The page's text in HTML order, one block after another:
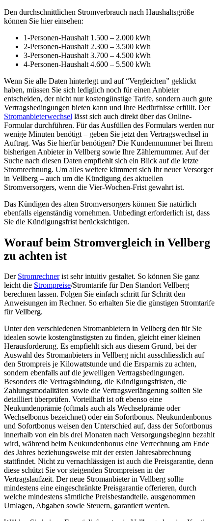
Den durchschnittlichen Stromverbrauch nach Haushaltsgröße
können Sie hier einsehen:
1-Personen-Haushalt 1.500 – 2.000 kWh
2-Personen-Haushalt 2.300 – 3.500 kWh
3-Personen-Haushalt 3.700 – 4.500 kWh
4-Personen-Haushalt 4.600 – 5.500 kWh
Wenn Sie alle Daten hinterlegt und auf “Vergleichen” geklickt
haben, müssen Sie sich lediglich noch für einen Anbieter
entscheiden, der nicht nur kostengünstige Tarife, sondern auch gute
Vertragsbedingungen bieten kann und Ihre Bedürfnisse erfüllt. Der
Stromanbieterwechsel lässt sich auch direkt über das Online-
Formular durchführen. Für das Ausfüllen des Formulars werden nur
wenige Minuten benötigt – geben Sie jetzt den Vertragswechsel in
Auftrag. Was Sie hierfür benötigen? Die Kundennummer bei Ihrem
bisherigen Anbieter in Vellberg sowie Ihre Zählernummer. Auf der
Suche nach diesen Daten empfiehlt sich ein Blick auf die letzte
Stromrechnung. Um alles weitere kümmert sich Ihr neuer Versorger
in Vellberg – auch um die Kündigung des aktuellen
Stromversorgers, wenn die Vier-Wochen-Frist gewahrt ist.
Das Kündigen des alten Stromversorgers können Sie natürlich
ebenfalls eigenständig vornehmen. Unbedingt erforderlich ist, dass
Sie die Kündigungsfrist berücksichtigen.
Worauf beim Stromvergleich in Vellberg
zu achten ist
Der Stromrechnerist sehr intuitiv gestaltet. So können Sie ganz
leicht die Strompreise/Stromtarife für Den Standort Vellberg
berechnen lassen. Folgen Sie einfach schritt für Schritt den
Anweisungen im Rechner. So erhalten Sie die günstigen Stromtarife
für Vellberg.
Unter den verschiedenen Stromanbietern in Vellberg den für Sie
idealen sowie kostengünstigsten zu finden, gleicht einer kleinen
Herausforderung. Es empfiehlt sich aus diesem Grund, bei der
Auswahl des Stromanbieters in Vellberg nicht ausschliesslich auf
den Strompreis je Kilowattstunde und die Ersparnis zu achten,
sondern ebenfalls auf die jeweiligen Vertragsbedingungen.
Besonders die Vertragsbindung, die Kündigungsfristen, die
Zahlungsmodalitäten sowie die Vertragsverlängerung sollten Sie
detailliert überprüfen. Vorteilhaft ist oft ebenso eine
Neukundenprämie (oftmals auch als Wechselprämie oder
Wechselbonus bezeichnet) oder ein Sofortbonus. Neukundenbonus
und Sofortbonus weisen den Unterschied auf, dass der Sofortbonus
innerhalb von ein bis drei Monaten nach Versorgungsbeginn bezahlt
wird, während beim Neukundenbonus eine Verrechnung am Ende
des Jahres beziehungsweise mit der ersten Jahresabrechnung
stattfindet. Nicht zu vernachlässigen ist auch die Preisgarantie, denn
diese schützt Sie vor steigenden Strompreisen in der
Vertragslaufzeit. Der neue Stromanbieter in Vellberg sollte
mindestens eine eingeschränkte Preisgarantie offerieren, durch
welche mindestens sämtliche Preisbestandteile, ausgenommen
Umlagen, Abgaben sowie Steuern, garantiert werden.